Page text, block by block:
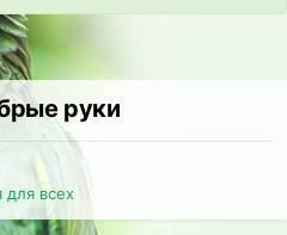
руки
всех